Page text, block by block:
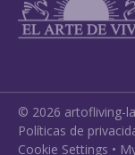
© 2026 artofliving-
Políticas de
Cookie Settings •